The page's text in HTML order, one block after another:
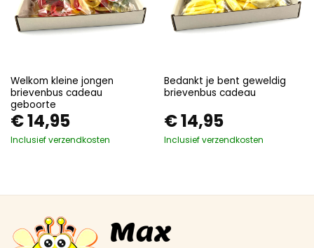
Welkom kleine jongen
brievenbus cadeau
geboorte
€14,95
Inclusief verzendkosten
Bedankt je bent geweldig
brievenbus cadeau
€14,95
Inclusief verzendkosten